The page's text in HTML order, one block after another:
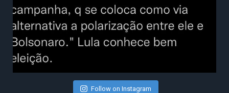
Follow on Instagram